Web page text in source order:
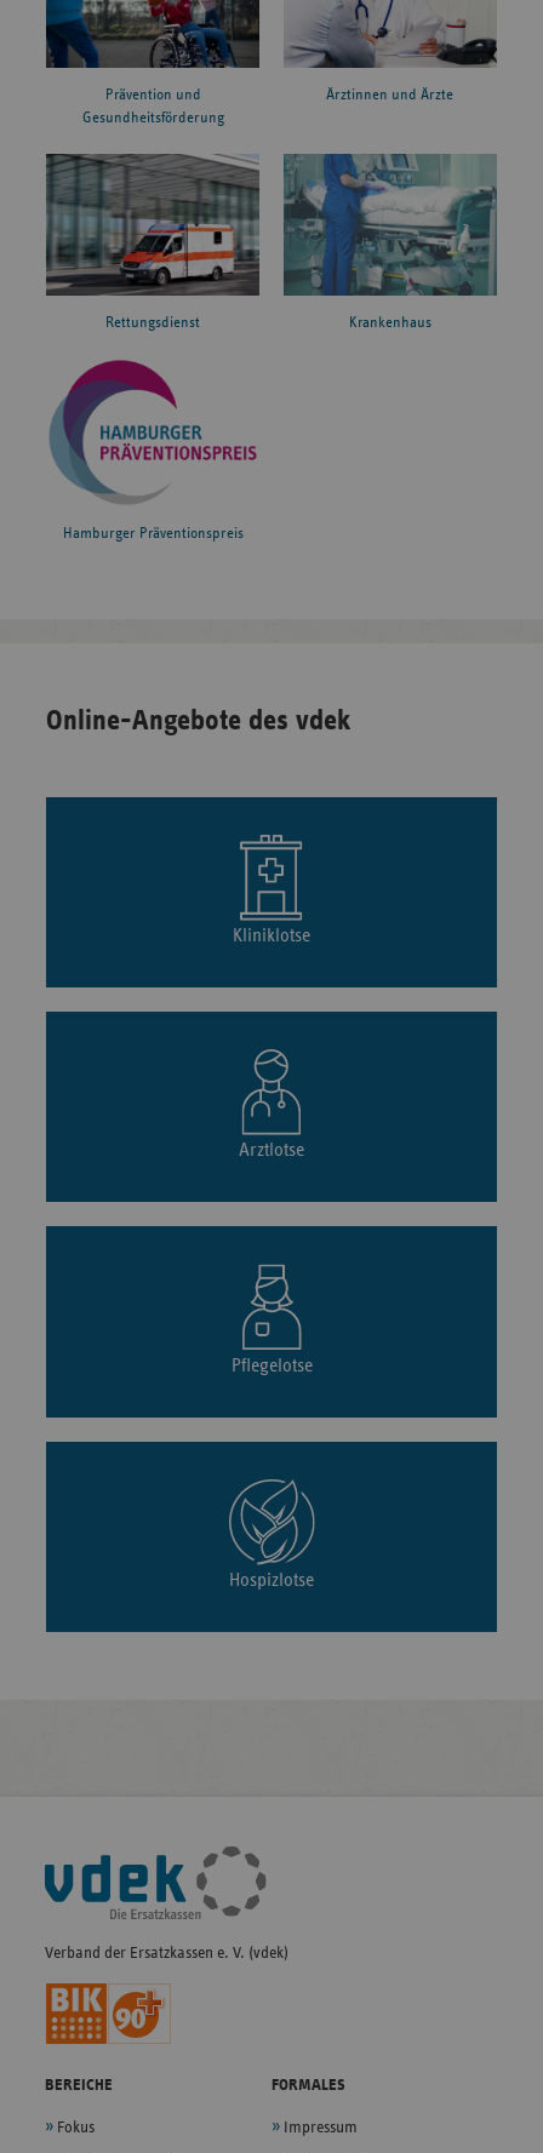
Prävention und
Gesundheitsförderung
Ärztinnen und Ärzte
Rettungsdienst Krankenhaus
Hamburger Präventionspreis
Online-Angebote des vdek
Kliniklotse
Arztlotse
Pflegelotse
Hospizlotse
Fußleisten-
Navigation
Verband der Ersatzkassen e. V. (vdek)
BEREICHE
Fokus
FORMALES
Impressum